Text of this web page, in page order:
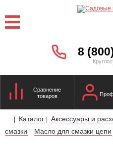
8
Сравнение
товаров
| Каталог | Аксессуары и
смазки | Масло для смазки цепи